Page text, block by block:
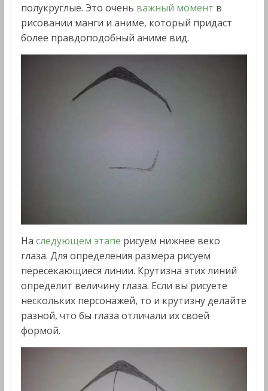
полукруглые. Это очень важный момент в
рисовании манги и аниме, который придаст
более правдоподобный аниме вид.
На следующем этапе рисуем нижнее веко
глаза. Для определения размера рисуем
пересекающиеся линии. Крутизна этих линий
определит величину глаза. Если вы рисуете
нескольких персонажей, то и крутизну делайте
разной, что бы глаза отличали их своей
формой.